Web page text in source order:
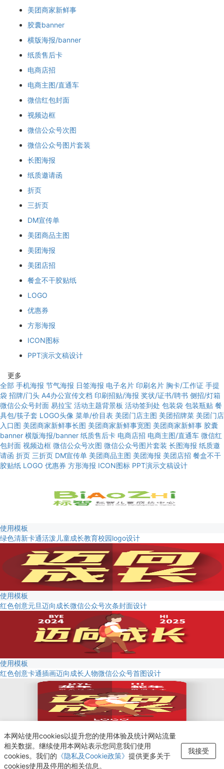
美团商家新鲜事
胶囊banner
横版海报/banner
纸质售后卡
电商店招
电商主图/直通车
微信红包封面
视频边框
微信公众号次图
微信公众号图片套装
长图海报
纸质邀请函
折页
三折页
DM宣传单
美团商品主图
美团海报
美团店招
餐盒不干胶贴纸
LOGO
优惠券
方形海报
ICON图标
PPT演示文稿设计
更多
全部 手机海报 节气海报 日签海报 电子名片 印刷名片 胸卡/工作证 手提
袋 招牌/门头 A4办公宣传文档 印刷招贴/海报 奖状/证书/聘书 侧招/灯箱
微信公众号封面 易拉宝 活动主题背景板 活动签到处 包装袋 包装瓶贴 餐
具包/筷子套 LOGO头像 菜单/价目表 美团门店主图 美团招牌菜 美团门店
入口图 美团商家新鲜事长图 美团商家新鲜事宽图 美团商家新鲜事 胶囊
banner 横版海报/banner 纸质售后卡 电商店招 电商主图/直通车 微信红
包封面 视频边框 微信公众号次图 微信公众号图片套装 长图海报 纸质邀
请函 折页 三折页 DM宣传单 美团商品主图 美团海报 美团店招 餐盒不干
胶贴纸 LOGO 优惠券 方形海报 ICON图标 PPT演示文稿设计
使用模板
绿色清新卡通活泼儿童成长教育校园logo设计
使用模板
红色创意元旦迈向成长微信公众号次条封面设计
使用模板
红色创意卡通插画迈向成长人物微信公众号首图设计
使用模板
新年跨年迈向成长手机海报设计
新增至“收藏夹”
查看
本网站使用cookies以提升您的使用体验及统计网站流量
相关数据。继续使用本网站表示您同意我们使用
cookies。我们的 《隐私及Cookie政策》 提供更多关于
cookies使用及停用的相关信息。
我接受